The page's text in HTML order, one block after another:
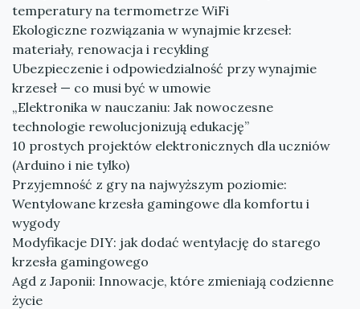
temperatury na termometrze WiFi
Ekologiczne rozwiązania w wynajmie krzeseł:
materiały, renowacja i recykling
Ubezpieczenie i odpowiedzialność przy wynajmie
krzeseł — co musi być w umowie
„Elektronika w nauczaniu: Jak nowoczesne
technologie rewolucjonizują edukację”
10 prostych projektów elektronicznych dla uczniów
(Arduino i nie tylko)
Przyjemność z gry na najwyższym poziomie:
Wentylowane krzesła gamingowe dla komfortu i
wygody
Modyfikacje DIY: jak dodać wentylację do starego
krzesła gamingowego
Agd z Japonii: Innowacje, które zmieniają codzienne
życie